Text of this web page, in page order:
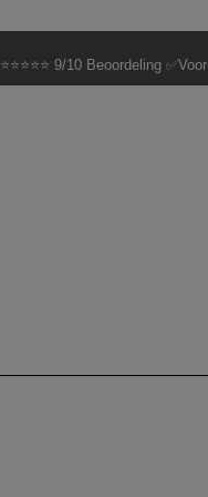
⭐⭐⭐⭐⭐ 9/10 Beoordeling